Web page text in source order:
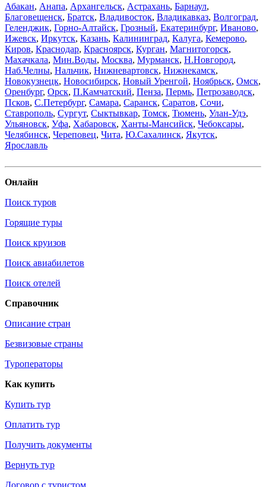
Абакан, Анапа, Архангельск, Астрахань, Барнаул,
Благовещенск, Братск, Владивосток, Владикавказ, Волгоград,
Геленджик, Горно-Алтайск, Грозный, Екатеринбург, Иваново,
Ижевск, Иркутск, Казань, Калининград, Калуга, Кемерово,
Киров, Краснодар, Красноярск, Курган, Магнитогорск,
Махачкала, Мин.Воды, Москва, Мурманск, Н.Новгород,
Наб.Челны, Нальчик, Нижневартовск, Нижнекамск,
Новокузнецк, Новосибирск, Новый Уренгой, Ноябрьск, Омск,
Оренбург, Орск, П.Камчатский, Пенза, Пермь, Петрозаводск,
Псков, С.Петербург, Самара, Саранск, Саратов, Сочи,
Ставрополь, Сургут, Сыктывкар, Томск, Тюмень, Улан-Удэ,
Ульяновск, Уфа, Хабаровск, Ханты-Мансийск, Чебоксары,
Челябинск, Череповец, Чита, Ю.Сахалинск, Якутск,
Ярославль
Онлайн
Поиск туров
Горящие туры
Поиск круизов
Поиск авиабилетов
Поиск отелей
Справочник
Описание стран
Безвизовые страны
Туроператоры
Как купить
Купить тур
Оплатить тур
Получить документы
Вернуть тур
Договор с туристом